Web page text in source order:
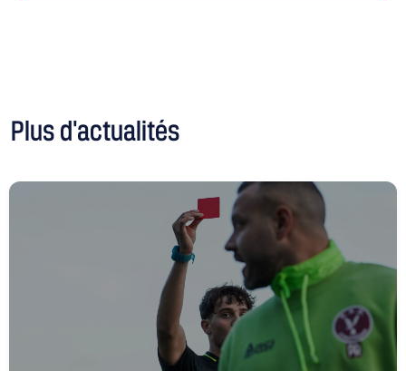
Plus d'actualités